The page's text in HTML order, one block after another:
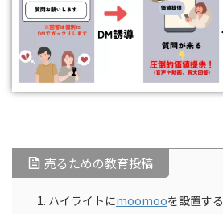
売るための教育投稿
ハイライトにmoomooを設置する